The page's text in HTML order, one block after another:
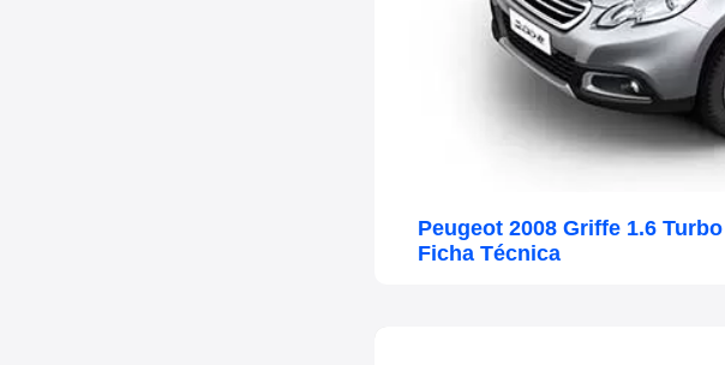
Peugeot 2008 Griffe 1.6
Ficha Técnica